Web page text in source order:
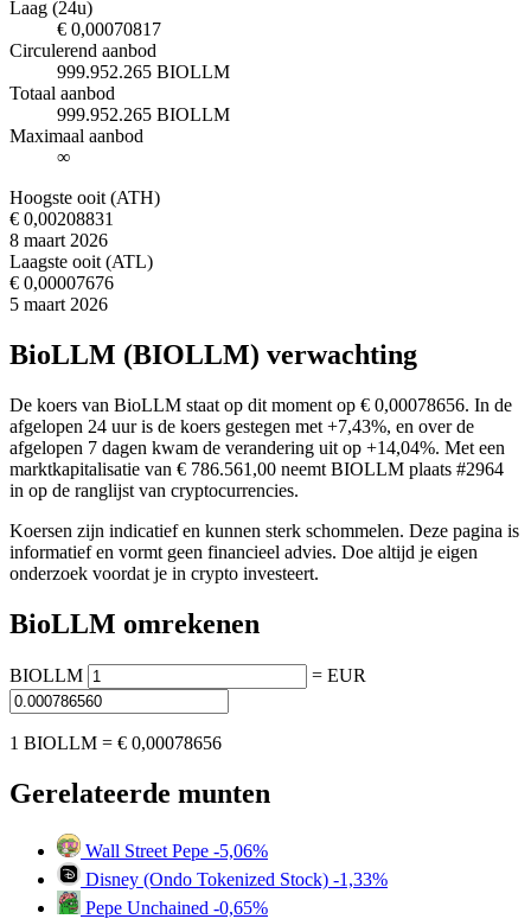
Laag (24u)
€ 0,00070817
Circulerend aanbod
999.952.265 BIOLLM
Totaal aanbod
999.952.265 BIOLLM
Maximaal aanbod
∞
Hoogste ooit (ATH)
€ 0,00208831
8 maart 2026
Laagste ooit (ATL)
€ 0,00007676
5 maart 2026
BioLLM (BIOLLM) verwachting
De koers van BioLLM staat op dit moment op € 0,00078656. In de
afgelopen 24 uur is de koers gestegen met +7,43%, en over de
afgelopen 7 dagen kwam de verandering uit op +14,04%. Met een
marktkapitalisatie van € 786.561,00 neemt BIOLLM plaats #2964
in op de ranglijst van cryptocurrencies.
Koersen zijn indicatief en kunnen sterk schommelen. Deze pagina is
informatief en vormt geen financieel advies. Doe altijd je eigen
onderzoek voordat je in crypto investeert.
BioLLM omrekenen
BIOLLM = EUR
1 BIOLLM = € 0,00078656
Gerelateerde munten
Wall Street Pepe -5,06%
Disney (Ondo Tokenized Stock) -1,33%
Pepe Unchained -0,65%